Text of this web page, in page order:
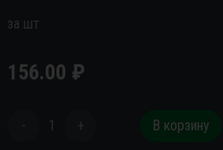
за шт
156.00 ₽
- 1 + В корзину